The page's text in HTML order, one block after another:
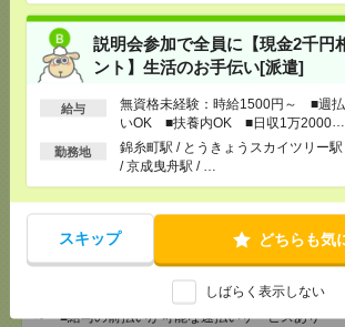
説明会参加で全員に【現金2千円
ント】生活のお手伝い[派遣]
給与
無資格未経験：時給1500円～ ■週払
いOK ■扶養内OK ■日収1万2000円
以上
勤務地
錦糸町駅 / とうきょうスカイツリー駅
/ 京成曳舟駅 / …
スキップ どちらも気
しばらく表示しない
＼期間限定！エルダー歓迎／残業少なめ
ート＊50代活躍中[派遣]
[給 与]時給1900円＋交
※交通費別途支給社内規定有
[勤務地] 御茶ノ水駅から徒歩1分
2名募集！時給1800円！基本17時15分ま
＊受診状況の集計など[派遣]
時給1800円＋交 【月収例】279,000円
～ ■給与の前払いが可能な速払いサービスあり